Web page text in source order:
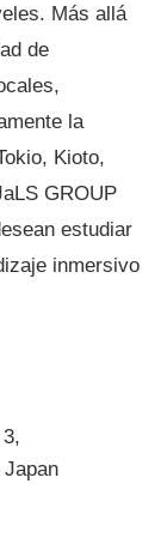
Más allá
de
la
Kioto,
GROUP
estudiar
inmersivo